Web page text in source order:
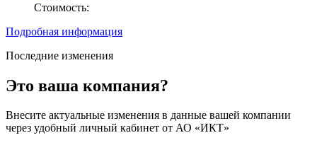
Стоимость:
Подробная информация
Последние изменения
Это ваша компания?
Внесите актуальные изменения в данные вашей компании
через удобный личный кабинет от АО «ИКТ»